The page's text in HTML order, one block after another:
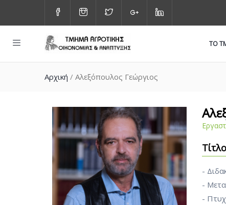
ΤΟ
Αρχική / Αλεξόπουλος Γεώργιος
-
-
-